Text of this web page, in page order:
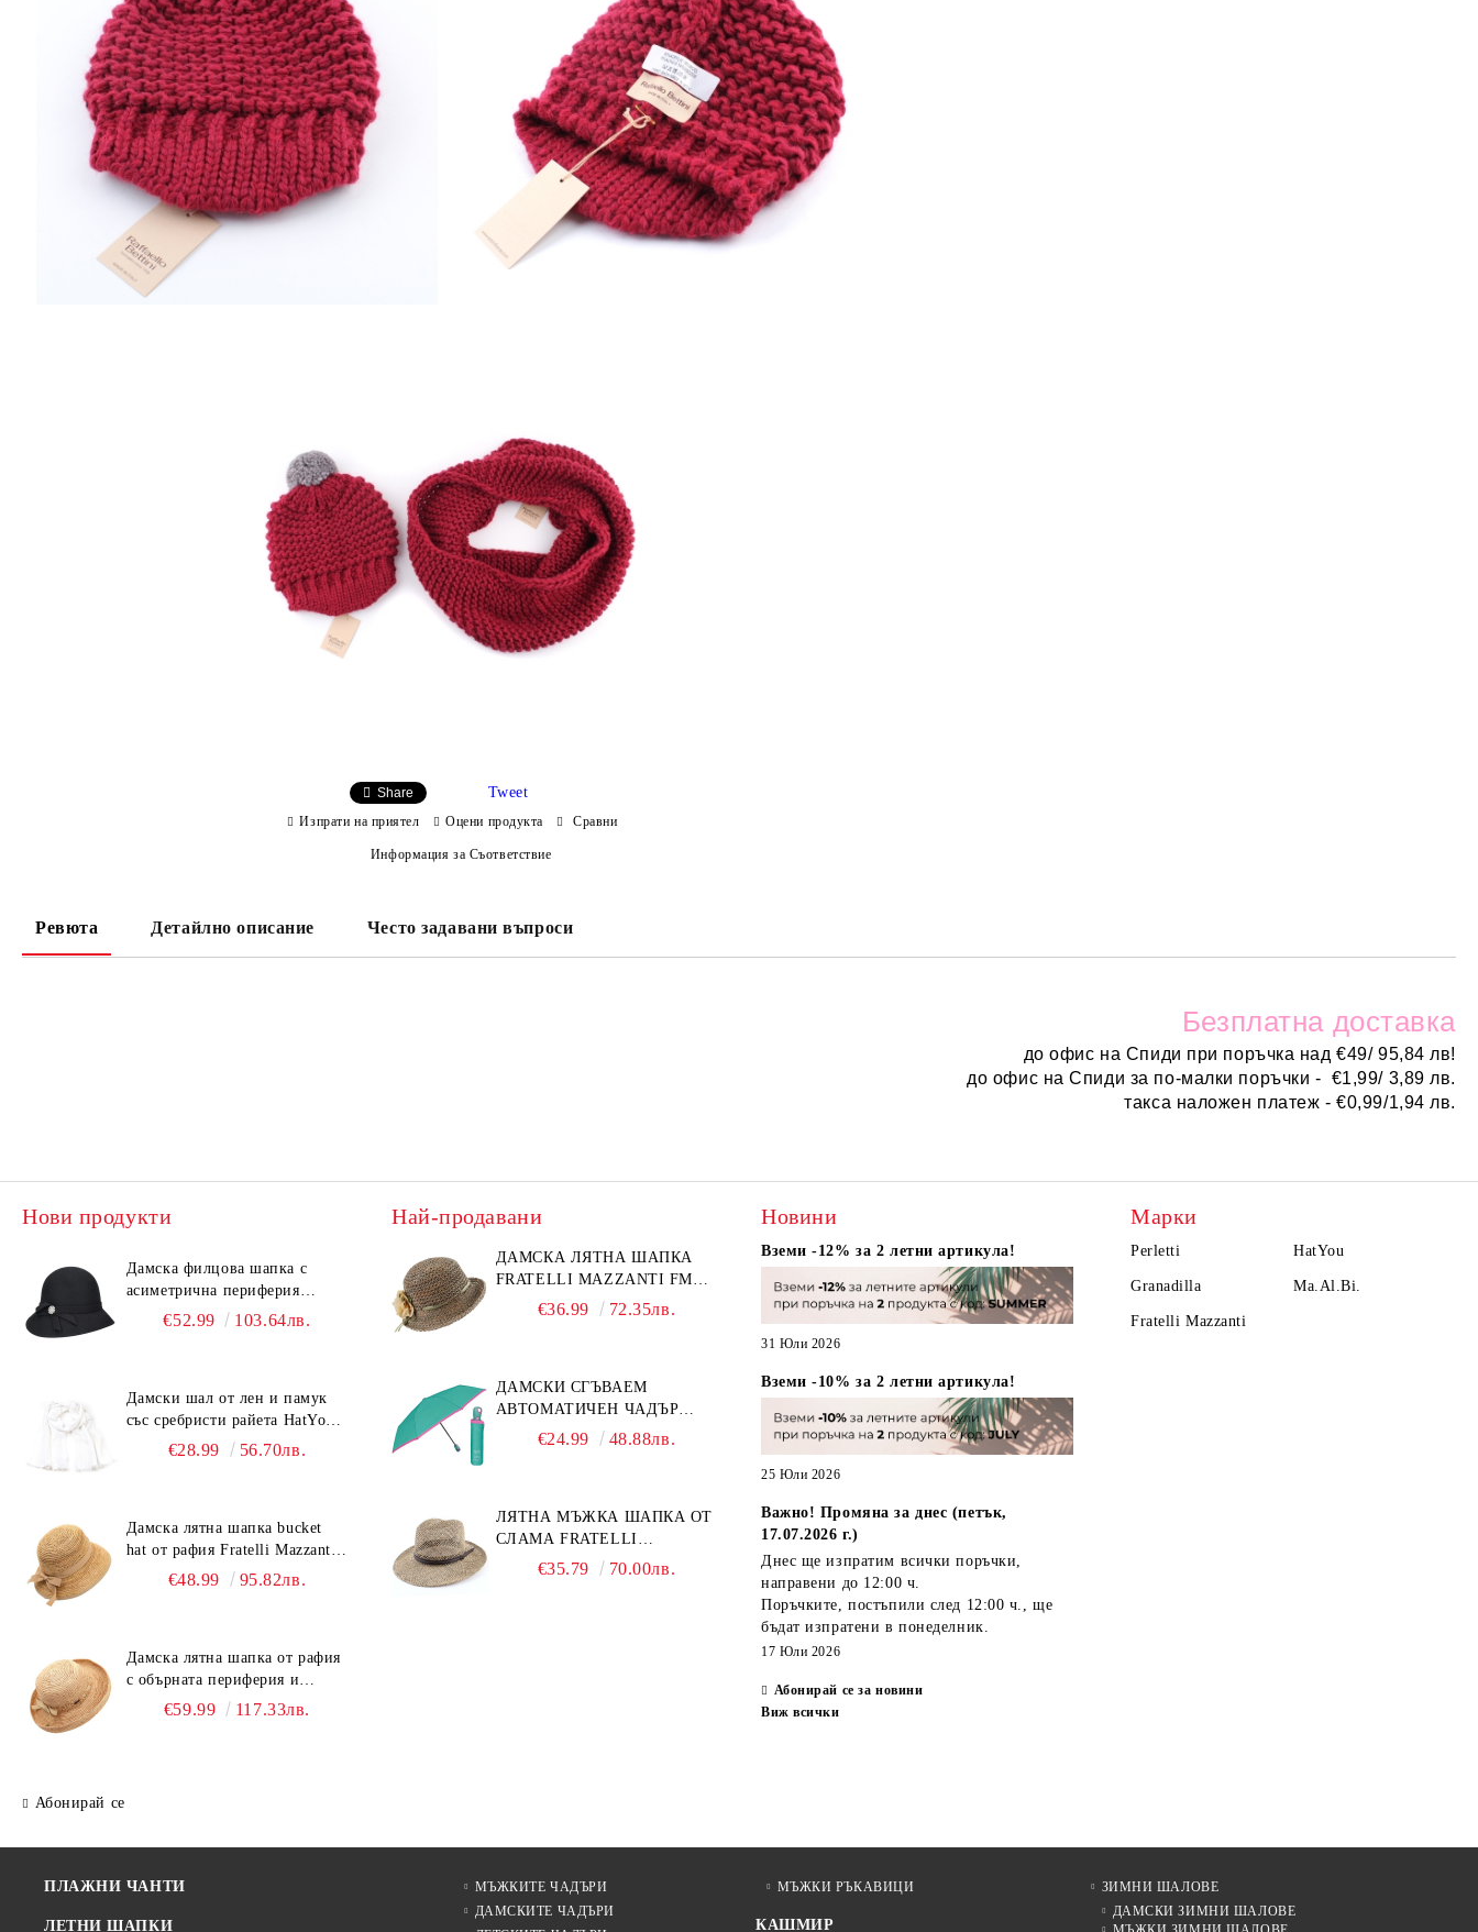
Share Tweet
Изпрати на приятел Оцени продукта Сравни
Информация за Съответствие
Ревюта Детайлно описание Често задавани въпроси
Безплатна доставка
до офис на Спиди при поръчка над€49/ 95,84 лв!
до офис на Спиди за по-малки поръчки - €1,99/ 3,89 лв.
такса наложен платеж -€0,99/1,94 лв.
Нови продукти
Дамска филцова шапка с
асиметрична периферия
HatYou CF0376 | Черен
€52.99 103.64лв.
Дамски шал от лен и памук
със сребристи райета HatYou |
90x180 см | Бял
€28.99 56.70лв.
Дамска лятна шапка bucket
hat от рафия Fratelli Mazzanti |
Светлокафяв
€48.99 95.82лв.
Дамска лятна шапка от рафия
с обърната периферия и
бежова лента Fratelli Mazzanti
€59.99 117.33лв.
Абонирай се
Най-продавани
ДАМСКА ЛЯТНА ШАПКА
FRATELLI MAZZANTI FM
6774, НАТУРАЛЕН/ЖЪЛТО
€36.99 72.35лв.
ДАМСКИ СГЪВАЕМ
АВТОМАТИЧЕН ЧАДЪР
OPEN-CLOSE | PERLETTI
€24.99 48.88лв.
ЛЯТНА МЪЖКА ШАПКА ОТ
СЛАМА FRATELLI
MAZZANTI FM 7936,
€35.79 70.00лв.
Новини
Вземи -12% за 2 летни артикула!
31 Юли 2026
Вземи -10% за 2 летни артикула!
25 Юли 2026
Важно! Промяна за днес (петък,
17.07.2026 г.)
Днес ще изпратим всички поръчки,
направени до 12:00 ч.
Поръчките, постъпили след 12:00 ч. , ще
бъдат изпратени в понеделник.
17 Юли 2026
Абонирай се за новини
Виж всички
Марки
Perletti HatYou
Granadilla Ma.Al.Bi.
Fratelli Mazzanti
ПЛАЖНИ ЧАНТИ
ЛЕТНИ ШАПКИ
МЪЖКИТЕ ЧАДЪРИ
ДАМСКИТЕ ЧАДЪРИ
МЪЖКИ РЪКАВИЦИ
КАШМИР
ЗИМНИ ШАЛОВЕ
ДАМСКИ ЗИМНИ ШАЛОВЕ